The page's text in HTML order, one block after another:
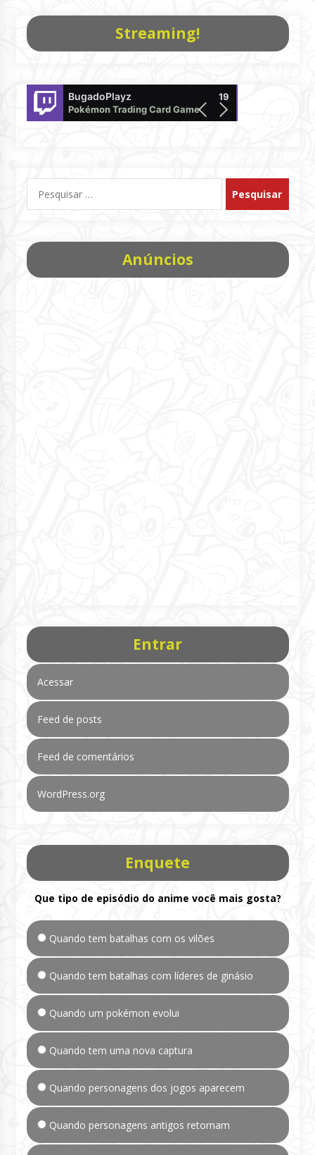
Streaming!
BugadoPlayz
Pokémon Trading Card Game Live
19
por:
Anúncios
Entrar
Acessar
Feed de posts
Feed de comentários
WordPress.org
Enquete
Que tipo de episódio do anime você mais gosta?
Quando tem batalhas com os vilões
Quando tem batalhas com líderes de ginásio
Quando um pokémon evolui
Quando tem uma nova captura
Quando personagens dos jogos aparecem
Quando personagens antigos retornam